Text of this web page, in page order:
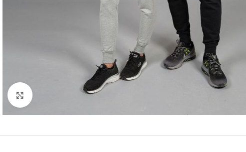
Clicca per ingrandire